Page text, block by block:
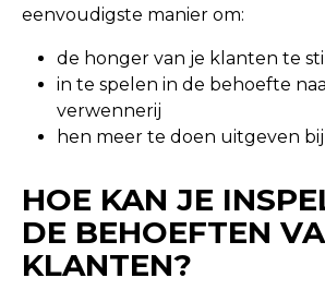
eenvoudigste manier om:
de honger van je klanten te
in te spelen in de behoefte
verwennerij
hen meer te doen uitgeven
HOE KAN JE
DE BEHOEFTEN
KLANTEN?